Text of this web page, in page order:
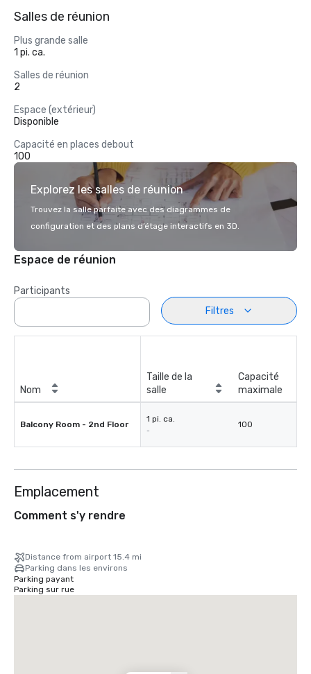
Salles de réunion
Plus grande salle
1 pi. ca.
Salles de réunion
2
Espace (extérieur)
Disponible
Capacité en places debout
100
Explorez les salles de réunion
Trouvez la salle parfaite avec des diagrammes de
configuration et des plans d’étage interactifs en 3D.
Espace de réunion
Participants
Filtres
Nom
Taille de la
salle
Capacité
maximale
Balcony Room - 2nd Floor
1 pi. ca.
-
100
Emplacement
Comment s'y rendre
Distance from airport 15.4 mi
Parking dans les environs
Parking payant
Parking sur rue